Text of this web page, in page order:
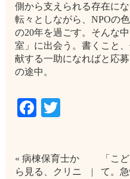
側から支えられる存在に
転々としながら、NPOの
の20年を過ごす。そんな
室」に出会う。書くこと
献する一助になればと応
の途中。
Facebook
Twitter
« 病棟保育士か
ら見る、クリニ
「こ
て。